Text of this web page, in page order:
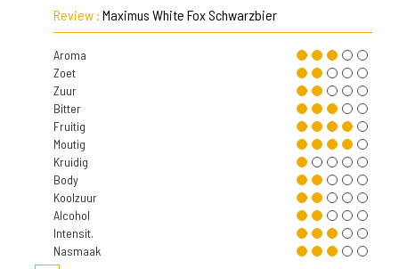
Review : Maximus White Fox Schwarzbier
Aroma
Zoet
Zuur
Bitter
Fruitig
Moutig
Kruidig
Body
Koolzuur
Alcohol
Intensit.
Nasmaak